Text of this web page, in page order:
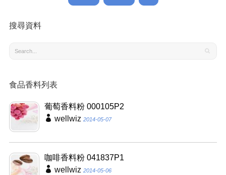
搜尋資料
食品香料列表
葡萄香料粉 000105P2
wellwiz 2014-05-07
咖啡香料粉 041837P1
wellwiz 2014-05-06